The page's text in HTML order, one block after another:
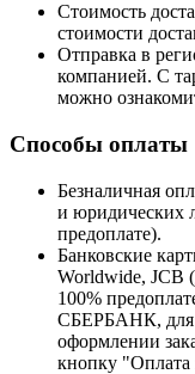
Стоимость
стоимости
Отправка в
компанией. С
можно
Способы оплаты
Безналичная
и юридических
предоплате).
Банковские
Worldwide, JCB
100%
СБЕРБАНК, для
оформлении
кнопку "Оплата